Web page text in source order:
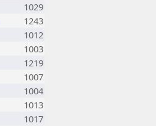
1029
1243
1012
1003
1219
1007
1004
1013
1017